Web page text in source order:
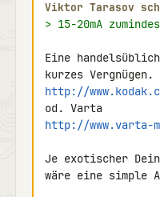
Viktor Tarasov
> 15-20mA
Eine
http://
http://www.varta-
Je exotischer
wäre eine simple